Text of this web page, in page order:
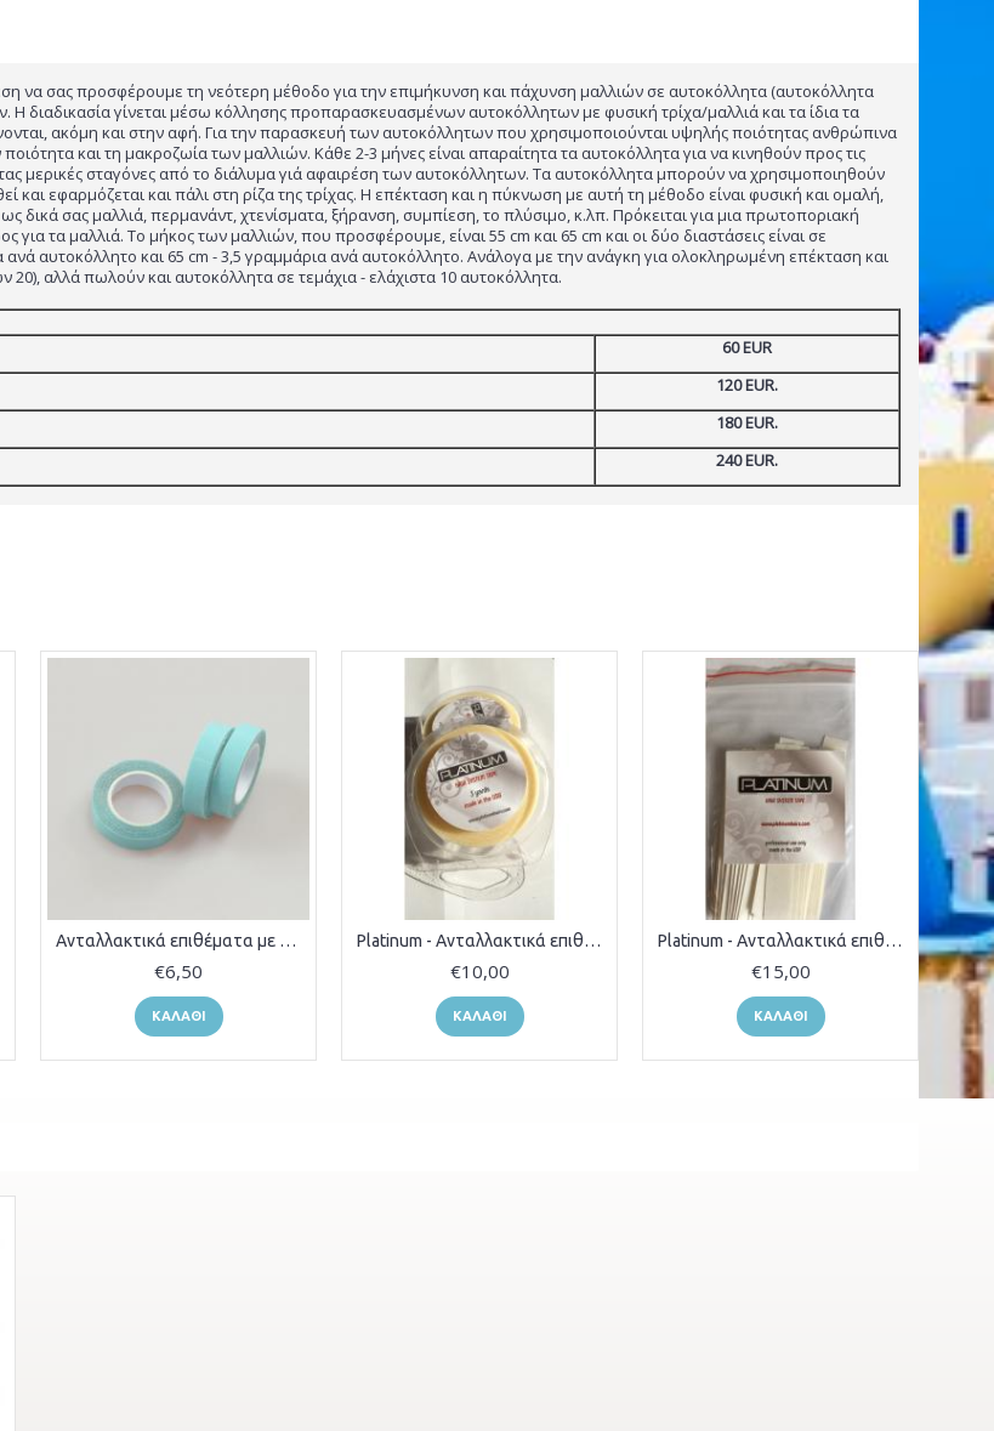
να σας προσφέρουμε τη νεότερη μέθοδο για την επιμήκυνση και πάχυνση μαλλιών σε αυτοκόλλητα (αυτοκόλλητα
διαδικασία γίνεται μέσω κόλλησης προπαρασκευασμένων αυτοκόλλητων με φυσική τρίχα/μαλλιά και τα ίδια τα
ακόμη και στην αφή. Για την παρασκευή των αυτοκόλλητων που χρησιμοποιούνται υψηλής ποιότητας ανθρώπινα
και τη μακροζωία των μαλλιών. Κάθε 2-3 μήνες είναι απαραίτητα τα αυτοκόλλητα για να κινηθούν προς τις
μερικές σταγόνες από το διάλυμα γιά αφαιρέση των αυτοκόλλητων. Τα αυτοκόλλητα μπορούν να χρησιμοποιηθούν
εφαρμόζεται και πάλι στη ρίζα της τρίχας. Η επέκταση και η πύκνωση με αυτή τη μέθοδο είναι φυσική και ομαλή,
δικά σας μαλλιά, περμανάντ, χτενίσματα, ξήρανση, συμπίεση, το πλύσιμο, κ.λπ. Πρόκειται για μια πρωτοποριακή
τα μαλλιά. Το μήκος των μαλλιών, που προσφέρουμε, είναι 55 cm και 65 cm και οι δύο διαστάσεις είναι σε
αυτοκόλλητο και 65 cm - 3,5 γραμμάρια ανά αυτοκόλλητο. Ανάλογα με την ανάγκη για ολοκληρωμένη επέκταση και
αλλά πωλούν και αυτοκόλλητα σε τεμάχια - ελάχιστα 10 αυτοκόλλητα.
60 EUR
120 EUR.
180 EUR.
240 EUR.
Ανταλλακτικά επιθέματα με αυτοκόλλητ
€6,50
ΚΑΛΆΘΙ
Platinum - Ανταλλακτικά επιθέματα με αυτοκόλλ
€10,00
ΚΑΛΆΘΙ
Platinum - Ανταλλακτικά επιθέματα με αυτοκόλλ
€15,00
ΚΑΛΆΘΙ